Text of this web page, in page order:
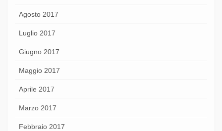
Agosto 2017
Luglio 2017
Giugno 2017
Maggio 2017
Aprile 2017
Marzo 2017
Febbraio 2017